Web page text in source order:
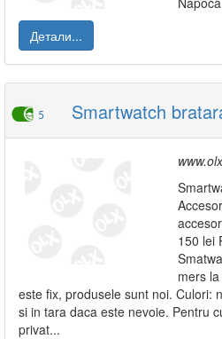
Детали...
5 Smartwatch
150 lei
mers
este fix, produsele sunt noi. Culori:
si in tara daca este nevoie. Pentru
privat...